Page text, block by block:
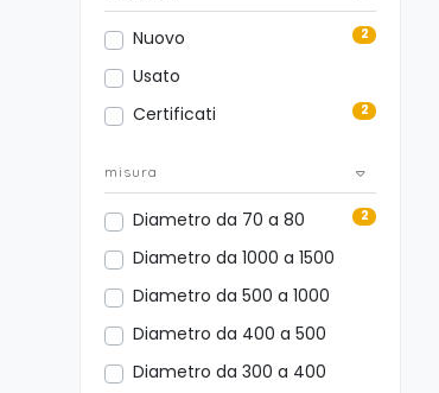
Nuovo 2
Usato
Certificati
2
misura
Diametro da 70 a 80 2
Diametro da 1000 a 1500
Diametro da 500 a 1000
Diametro da 400 a 500
Diametro da 300 a 400